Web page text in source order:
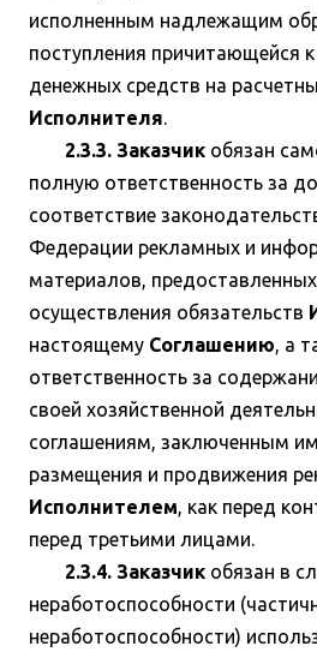
исполненным надлежащим
поступления причитающейся
денежных средств на
Исполнителя.
2.3.3. Заказчик обязан
полную ответственность за
соответствие
Федерации рекламных и
материалов,
осуществления обязательств
настоящему Соглашению, а
ответственность за
своей хозяйственной
соглашениям, заключенным им
размещения и продвижения
Исполнителем, как перед
перед третьими лицами.
2.3.4. Заказчик обязан в
неработоспособности
неработоспособности)